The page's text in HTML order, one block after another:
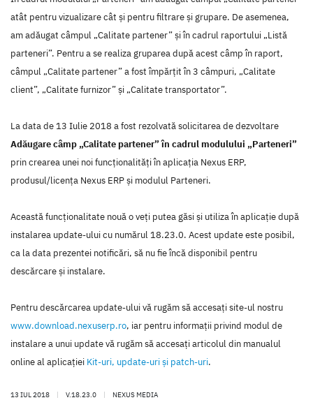
atât pentru vizualizare cât și pentru filtrare și grupare. De asemenea,
am adăugat câmpul „Calitate partener” și în cadrul raportului „Listă
parteneri”. Pentru a se realiza gruparea după acest câmp în raport,
câmpul „Calitate partener” a fost împărțit în 3 câmpuri, „Calitate
client”, „Calitate furnizor” și „Calitate transportator”.
La data de 13 Iulie 2018 a fost rezolvată solicitarea de dezvoltare
Adăugare câmp „Calitate partener” în cadrul modulului „Parteneri”
prin crearea unei noi funcţionalităţi în aplicaţia Nexus ERP,
produsul/licenţa Nexus ERP şi modulul Parteneri.
Această funcţionalitate nouă o veţi putea găsi şi utiliza în aplicaţie după
instalarea update-ului cu numărul 18.23.0. Acest update este posibil,
ca la data prezentei notificări, să nu fie încă disponibil pentru
descărcare şi instalare.
Pentru descărcarea update-ului vă rugăm să accesaţi site-ul nostru
www.download.nexuserp.ro, iar pentru informaţii privind modul de
instalare a unui update vă rugăm să accesaţi articolul din manualul
online al aplicaţiei Kit-uri, update-uri şi patch-uri.
13 IUL 2018 | V.18.23.0 | NEXUS MEDIA